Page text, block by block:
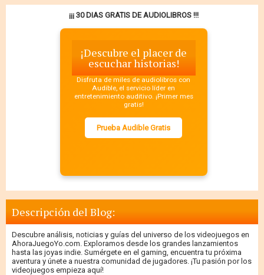
¡¡¡ 30 DIAS GRATIS DE AUDIOLIBROS !!!
¡Descubre el placer de
escuchar historias!
Disfruta de miles de audiolibros con
Audible, el servicio líder en
entretenimiento auditivo. ¡Primer mes
gratis!
Prueba Audible Gratis
Descripción del Blog:
Descubre análisis, noticias y guías del universo de los videojuegos en
AhoraJuegoYo.com. Exploramos desde los grandes lanzamientos
hasta las joyas indie. Sumérgete en el gaming, encuentra tu próxima
aventura y únete a nuestra comunidad de jugadores. ¡Tu pasión por los
videojuegos empieza aquí!